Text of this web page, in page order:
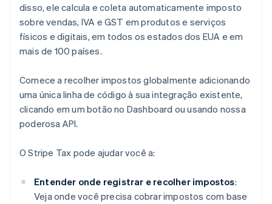
disso, ele calcula e coleta automaticamente imposto
sobre vendas, IVA e GST em produtos e serviços
físicos e digitais, em todos os estados dos EUA e em
mais de 100 países.
Comece a recolher impostos globalmente adicionando
uma única linha de código à sua integração existente,
clicando em um botão no Dashboard ou usando nossa
poderosa API.
O Stripe Tax pode ajudar você a:
Entender onde registrar e recolher impostos:
Veja onde você precisa cobrar impostos com base